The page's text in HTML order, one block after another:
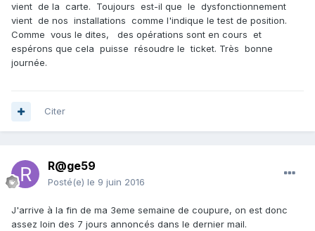
vient de la carte. Toujours est-il que le dysfonctionnement
vient de nos installations comme l'indique le test de position.
Comme vous le dites, des opérations sont en cours et
espérons que cela puisse résoudre le ticket. Très bonne
journée.
Citer
R@ge59
Posté(e) le 9 juin 2016
J'arrive à la fin de ma 3eme semaine de coupure, on est donc
assez loin des 7 jours annoncés dans le dernier mail.